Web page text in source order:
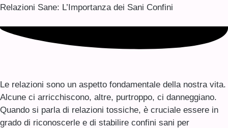
Relazioni Sane: L’Importanza dei Sani Confini
Le relazioni sono un aspetto fondamentale della nostra vita.
Alcune ci arricchiscono, altre, purtroppo, ci danneggiano.
Quando si parla di relazioni tossiche, è cruciale essere in
grado di riconoscerle e di stabilire confini sani per